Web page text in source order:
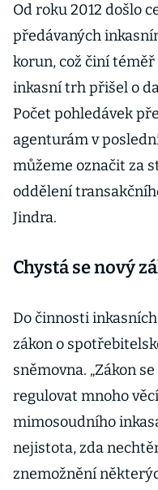
Od roku 2012 došlo
předávaných
korun, což činí
inkasní trh přišel o
Počet pohledávek
agenturám v
můžeme označit za
oddělení
Jindra.
Chystá se nový
Do činnosti
zákon o
sněmovna. „Zákon
regulovat mnoho
mimosoudního
nejistota, zda
znemožnění